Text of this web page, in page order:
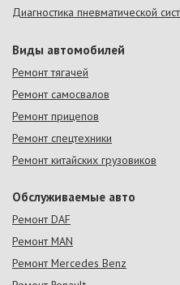
Диагностика пневматической
Виды автомобилей
Ремонт тягачей
Ремонт самосвалов
Ремонт прицепов
Ремонт спецтехники
Ремонт китайских грузовиков
Обслуживаемые авто
Ремонт DAF
Ремонт MAN
Ремонт Mercedes Benz